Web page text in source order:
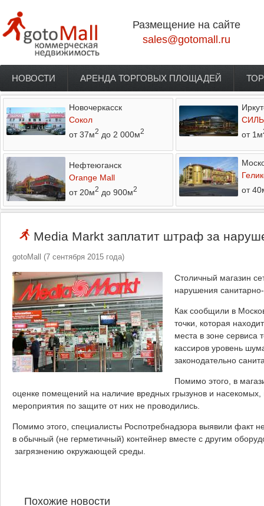
Размещение на сайте
sales@gotomall.ru
Главное меню
НОВОСТИ АРЕНДА ТОРГОВЫХ ПЛОЩАДЕЙ
Новочеркасск
Сокол
от 37м2 до 2 000м2
от 1м
Нефтеюганск
Orange Mall
от 20м2 до 900м2
от
Media Markt заплатит штраф за
gotoMall (7 сентября 2015 года)
Столичный магазин
нарушения
Как сообщили в
точки, которая
места в зоне сервиса
кассиров уровень
законодательно
Помимо этого, в
оценке помещений на наличие вредных грызунов и насекомых,
мероприятия по защите от них не проводились.
Помимо этого, специалисты Роспотребнадзора выявили факт
в обычный (не герметичный) контейнер вместе с другим
загрязнению окружающей среды.
Похожие новости